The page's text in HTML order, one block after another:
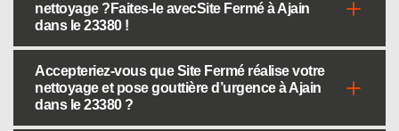
nettoyage ?Faites-le avecSite Fermé à Ajain
dans le 23380 !
Accepteriez-vous que Site Fermé réalise votre
nettoyage et pose gouttière d’urgence à Ajain
dans le 23380 ?